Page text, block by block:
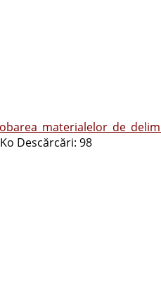
Descărcări: 98